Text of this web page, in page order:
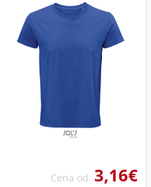
Cena od 3,16€